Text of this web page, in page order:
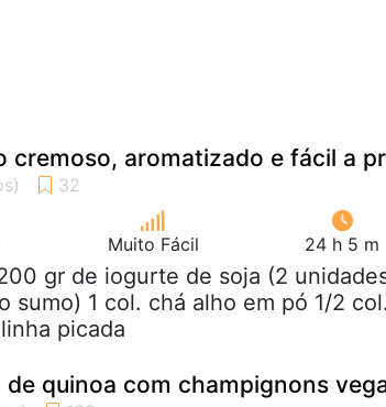
cremoso, aromatizado e fácil a
Muito Fácil 24 h 5 m
gr de iogurte de soja (2
sumo) 1 col. chá alho em pó 1/2
picada
quinoa com champignons